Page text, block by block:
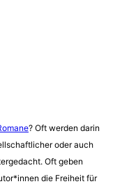
? Oft werden darin
oder auch
Oft geben
die Freiheit für